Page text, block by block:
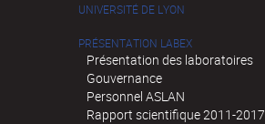
UNIVERSITÉ DE LYON
PRÉSENTATION LABEX
Présentation des laboratoires
Gouvernance
Personnel ASLAN
Rapport scientifique 2011-2017